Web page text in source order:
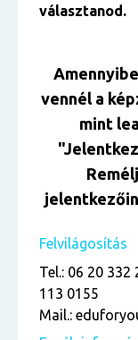
választanod.
vennél a
mint
Felvilágosítás
Tel.: 06 20 332
113 0155
Mail.: